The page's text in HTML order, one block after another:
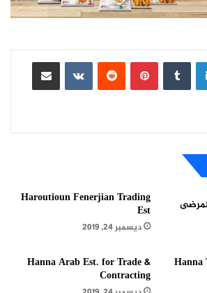
لينكدإن بينتيريست
مشاركة عبر البريد
Haroutioun Fenerjian Trading
Est
ديسمبر 24, 2019
Hanna
Hanna Arab Est. for Trade &
Contracting